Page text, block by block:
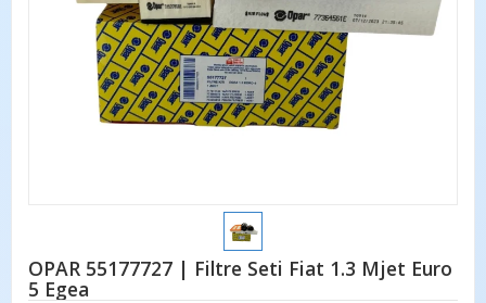
OPAR 55177727 | Filtre Seti Fiat 1.3 Mjet Euro
5 Egea